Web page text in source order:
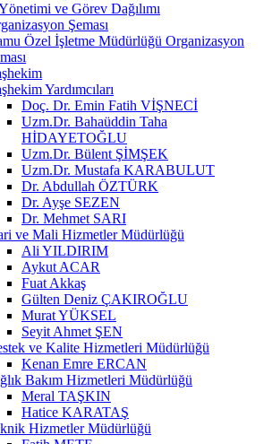
ve Görev Dağılımı
Şeması
Özel İşletme Müdürlüğü Organizasyon
Yardımcıları
Doç. Dr. Emin Fatih VİŞNECİ
Uzm.Dr. Bahaüddin Taha
HİDAYETOĞLU
Uzm.Dr. Bülent ŞİMŞEK
Uzm.Dr. Mustafa KARABULUT
Dr. Abdullah ÖZTÜRK
Dr. Ayşe SEZEN
Dr. Mehmet SARI
ve Mali Hizmetler Müdürlüğü
Ali YILDIRIM
Aykut ACAR
Fuat Akkaş
Gülten Deniz ÇAKIROĞLU
Murat YÜKSEL
Seyit Ahmet ŞEN
ve Kalite Hizmetleri Müdürlüğü
Kenan Emre ERCAN
Bakım Hizmetleri Müdürlüğü
Meral TAŞKIN
Hatice KARATAŞ
Hizmetler Müdürlüğü